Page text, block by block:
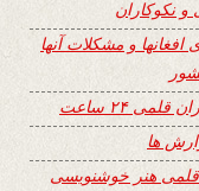
نکوکاران
افغانها و مشکلات آنها
۲۴ ساعت
ها
هنر خوشنویسی